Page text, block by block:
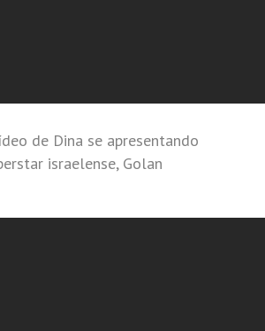
de Dina se apresentando
israelense, Golan